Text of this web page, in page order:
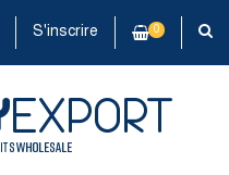
S'inscrire 0